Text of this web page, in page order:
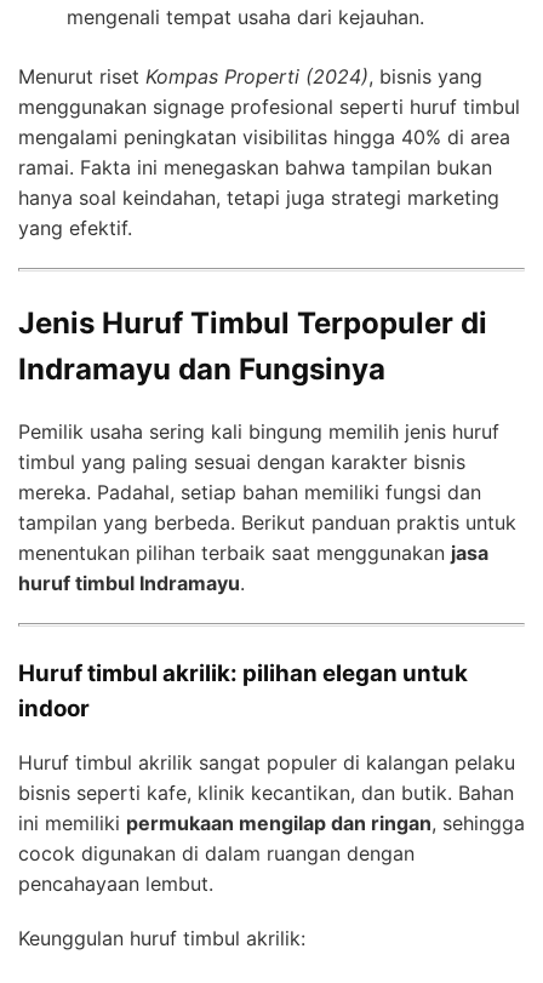
mengenali tempat usaha dari kejauhan.
Menurut riset Kompas Properti (2024), bisnis yang
menggunakan signage profesional seperti huruf timbul
mengalami peningkatan visibilitas hingga 40% di area
ramai. Fakta ini menegaskan bahwa tampilan bukan
hanya soal keindahan, tetapi juga strategi marketing
yang efektif.
Jenis Huruf Timbul Terpopuler di
Indramayu dan Fungsinya
Pemilik usaha sering kali bingung memilih jenis huruf
timbul yang paling sesuai dengan karakter bisnis
mereka. Padahal, setiap bahan memiliki fungsi dan
tampilan yang berbeda. Berikut panduan praktis untuk
menentukan pilihan terbaik saat menggunakan jasa
huruf timbul Indramayu.
Huruf timbul akrilik: pilihan elegan untuk
indoor
Huruf timbul akrilik sangat populer di kalangan pelaku
bisnis seperti kafe, klinik kecantikan, dan butik. Bahan
ini memiliki permukaan mengilap dan ringan, sehingga
cocok digunakan di dalam ruangan dengan
pencahayaan lembut.
Keunggulan huruf timbul akrilik: